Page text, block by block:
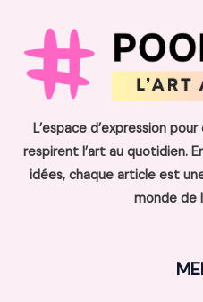
L’espace d’expression
respirent l’art au quotidien.
idées, chaque article est
monde de